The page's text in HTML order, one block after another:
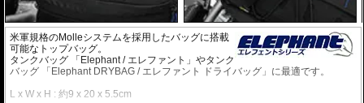
米軍規格のMolleシステムを採用したバッグに搭載
可能なトップバッグ。
タンクバッグ 「Elephant / エレファント」やタンク
バッグ 「Elephant DRYBAG / エレファント ドライバッグ」に最適です。
L x W x H : 約9 x 20 x 5.5cm